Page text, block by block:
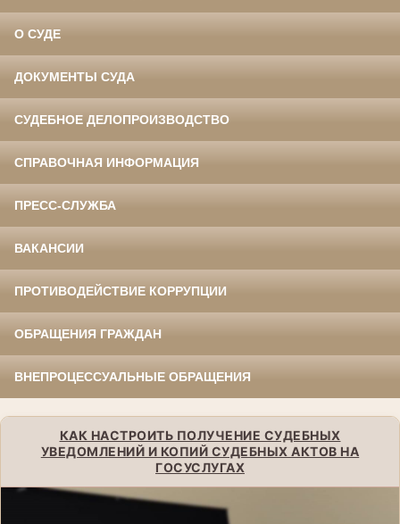
О СУДЕ
ДОКУМЕНТЫ СУДА
СУДЕБНОЕ ДЕЛОПРОИЗВОДСТВО
СПРАВОЧНАЯ ИНФОРМАЦИЯ
ПРЕСС-СЛУЖБА
ВАКАНСИИ
ПРОТИВОДЕЙСТВИЕ КОРРУПЦИИ
ОБРАЩЕНИЯ ГРАЖДАН
ВНЕПРОЦЕССУАЛЬНЫЕ ОБРАЩЕНИЯ
КАК НАСТРОИТЬ ПОЛУЧЕНИЕ СУДЕБНЫХ
УВЕДОМЛЕНИЙ И КОПИЙ СУДЕБНЫХ АКТОВ НА
ГОСУСЛУГАХ